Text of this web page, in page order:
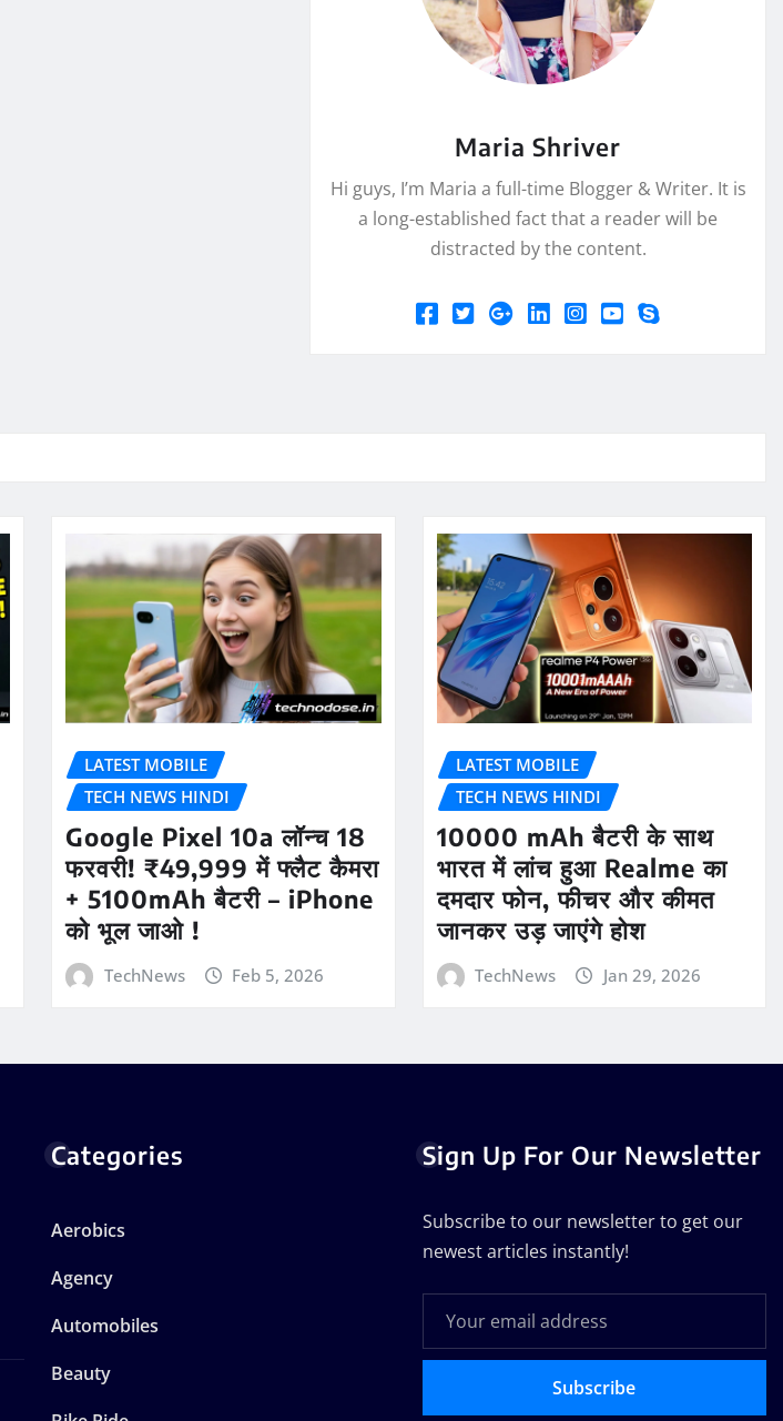
Maria Shriver
Hi guys, I’m Maria a full-time Blogger & Writer. It is
a long-established fact that a reader will be
distracted by the content.
LATEST MOBILE
TECH NEWS HINDI
Google Pixel 10a लॉन्च 18
फरवरी! ₹49,999 में फ्लैट कैमरा
+ 5100mAh बैटरी – iPhone
को भूल जाओ !
TechNews Feb 5, 2026
LATEST MOBILE
TECH NEWS HINDI
10000 mAh बैटरी के साथ
भारत में लांच हुआ Realme का
दमदार फोन, फीचर और कीमत
जानकर उड़ जाएंगे होश
TechNews Jan 29, 2026
Categories
Aerobics
Agency
Automobiles
Beauty
Sign Up For Our Newsletter
Subscribe to our newsletter to get our
newest articles instantly!
Subscribe